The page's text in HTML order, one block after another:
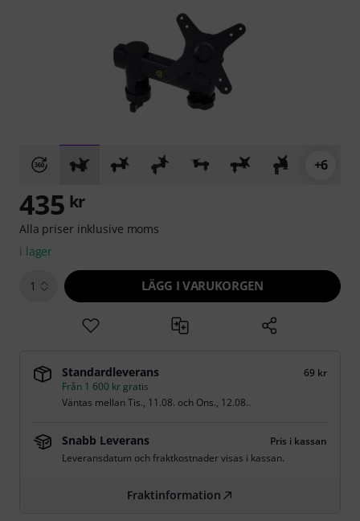
+6
435 kr
Alla priser inklusive moms
i lager
1 LÄGG I VARUKORGEN
Standardleverans
69 kr
Från 1 600 kr gratis
Väntas mellanTis., 11.08. och Ons., 12.08..
Snabb Leverans
Pris i kassan
Leveransdatum och fraktkostnader visas i kassan.
Fraktinformation